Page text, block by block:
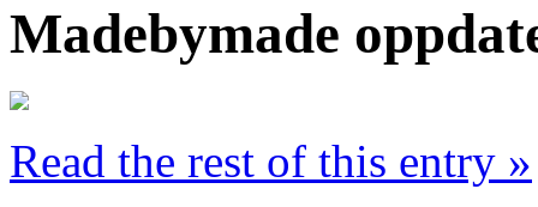
Madebymade
Read the rest of this entry »